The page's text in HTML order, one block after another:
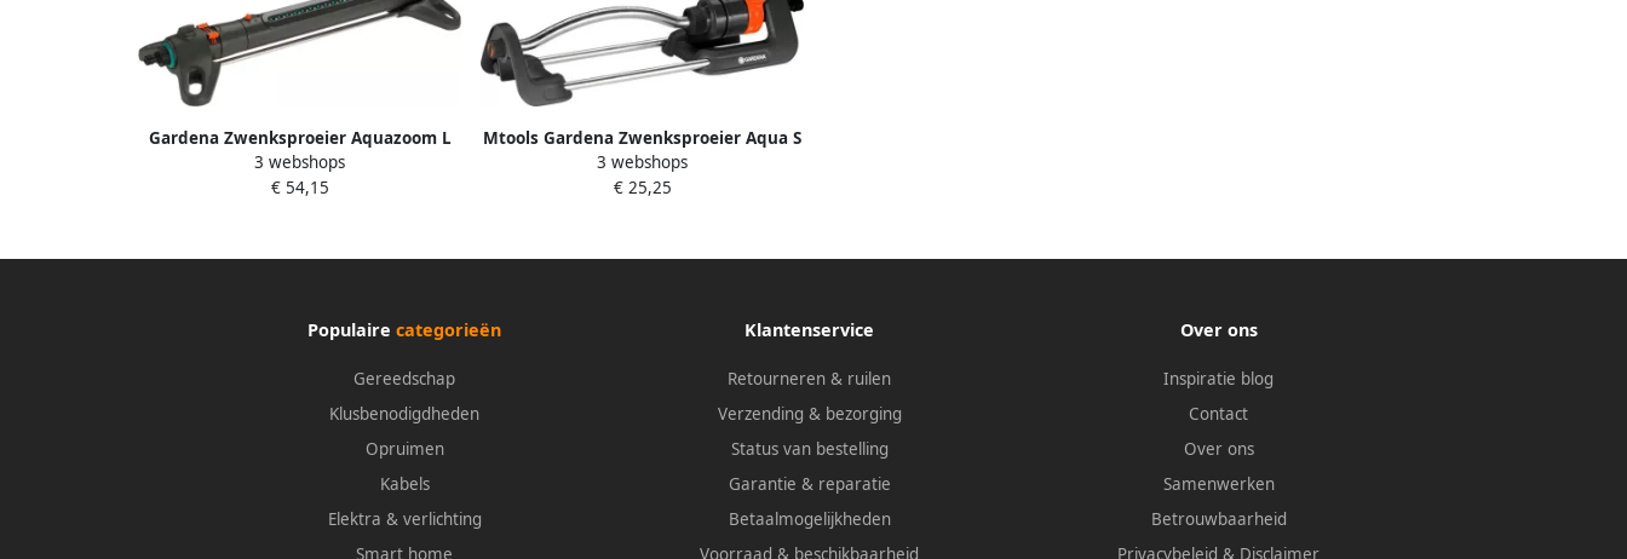
Gardena Zwenksproeier Aquazoom L
18714-20
3 webshops
€ 54,15
Mtools Gardena Zwenksproeier Aqua S
18700-20 |
3 webshops
€ 25,25
Populaire categorieën
Gereedschap
Klusbenodigdheden
Opruimen
Kabels
Elektra & verlichting
Smart home
Klantenservice
Retourneren & ruilen
Verzending & bezorging
Status van bestelling
Garantie & reparatie
Betaalmogelijkheden
Voorraad & beschikbaarheid
Over ons
Inspiratie blog
Contact
Over ons
Samenwerken
Betrouwbaarheid
Privacybeleid & Disclaimer